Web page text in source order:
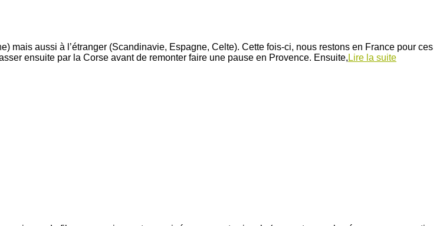
mais aussi à l’étranger (Scandinavie, Espagne, Celte). Cette fois-ci, nous restons en France pour ces
ensuite par la Corse avant de remonter faire une pause en Provence. Ensuite, Lire la suite